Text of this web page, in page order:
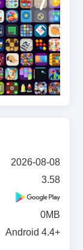
。隨著定期
2026-08-08
3.58
0MB
Android 4.4+